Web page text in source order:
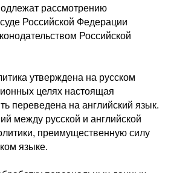
рассмотрению
Российской Федерации
Российской
утверждена на русском
целях настоящая
переведена на английский язык.
между русской и английской
преимущественную силу
языке.